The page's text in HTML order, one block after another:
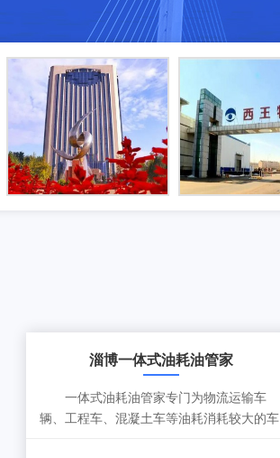
淄博一体式油耗油管家
一体式油耗油管家专门为物流运输车
辆、工程车、混凝土车等油耗消耗较大的车